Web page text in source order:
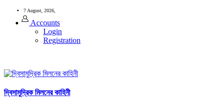
7 August, 2026,
Accounts
Login
Registration
দ্বিসামুদ্রিক মিলনের কাহিনী